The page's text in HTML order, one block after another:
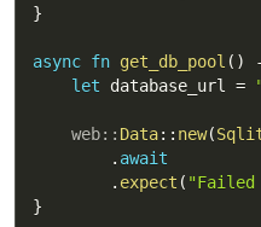
}
async fn get_db_pool ( )
let database_url =
web:: Data:: new(
. await
. expect ( "Failed
}